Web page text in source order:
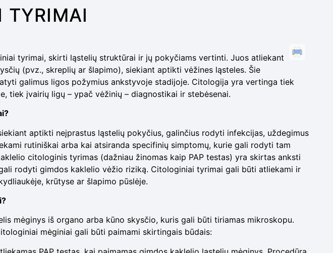
TYRIMAI
tyrimai, skirti ląstelių struktūrai ir jų pokyčiams vertinti. Juos atliekant
(pvz., skreplių ar šlapimo), siekiant aptikti vėžines ląsteles. Šie
galimus ligos požymius ankstyvoje stadijoje. Citologija yra vertinga tiek
tiek įvairių ligų – ypač vėžinių – diagnostikai ir stebėsenai.
aptikti neįprastus ląstelių pokyčius, galinčius rodyti infekcijas, uždegimus
rutiniškai arba kai atsiranda specifinių simptomų, kurie gali rodyti tam
citologinis tyrimas (dažniau žinomas kaip PAP testas) yra skirtas anksti
rodyti gimdos kaklelio vėžio riziką. Citologiniai tyrimai gali būti atliekami ir
krūtyse ar šlapimo pūslėje.
mėginys iš organo arba kūno skysčio, kuris gali būti tiriamas mikroskopu.
mėginiai gali būti paimami skirtingais būdais: